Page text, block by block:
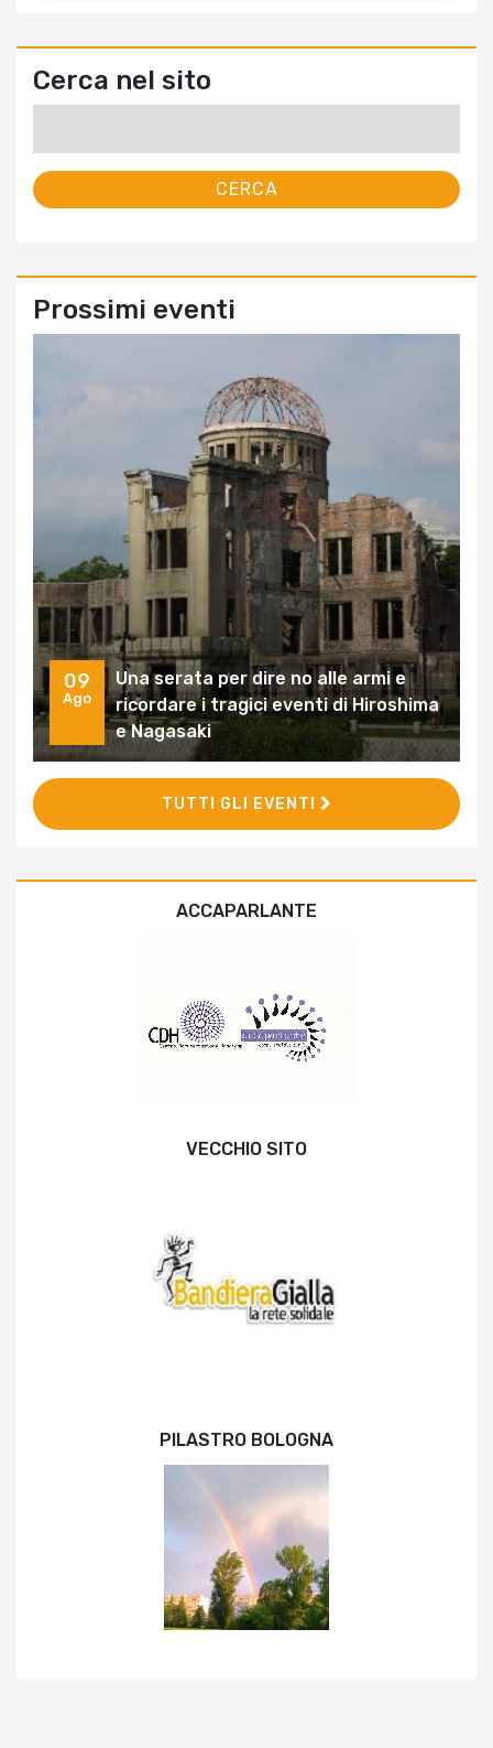
Cerca nel sito
Prossimi eventi
09
Ago
Una serata per dire no alle armi e
ricordare i tragici eventi di Hiroshima
e Nagasaki
TUTTI GLI EVENTI
ACCAPARLANTE
VECCHIO SITO
PILASTRO BOLOGNA